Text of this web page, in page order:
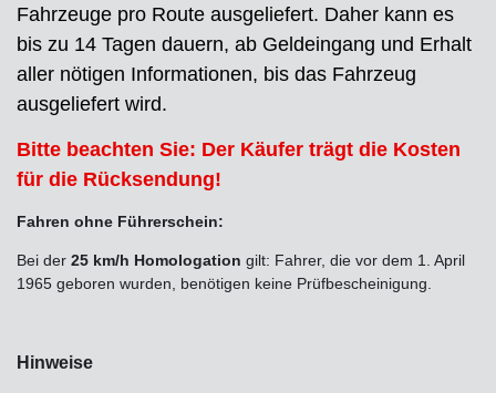
Fahrzeuge pro Route ausgeliefert. Daher kann es
bis zu 14 Tagen dauern, ab Geldeingang und Erhalt
aller nötigen Informationen, bis das Fahrzeug
ausgeliefert wird.
Bitte beachten Sie: Der Käufer trägt die Kosten
für die Rücksendung!
Fahren ohne Führerschein:
Bei der 25 km/h Homologation gilt: Fahrer, die vor dem 1. April
1965 geboren wurden, benötigen keine Prüfbescheinigung.
Hinweise